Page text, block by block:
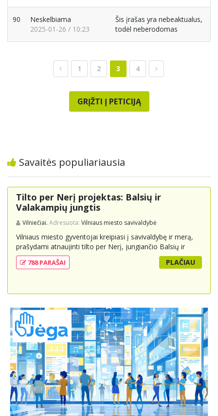
90
Neskelbiama
2025-01-26 / 10:23
Šis įrašas yra nebeaktualus,
todėl neberodomas
1 2 3 4
GRĮŽTI Į PETICIJĄ
Savaitės populiariausia
Tilto per Nerį projektas: Balsių ir
Valakampių jungtis
Vilniečiai. Adresuota: Vilniaus miesto savivaldybė
Vilniaus miesto gyventojai kreipiasi į savivaldybę ir merą,
prašydami atnaujinti tilto per Nerį, jungiančio Balsių ir
Valakampių kryptis, projektą ir įtraukti jį į miesto
strateginius susisiekimo planus. Šis tiltas ne tik padėtų
suteikdamas daugiau susisiekimo galimybių tiek
dviratininkams. Gyventojai ragina atlikti techninę,
ekonominę ir transporto analizę, organizuoti viešas
konsultacijas ir integruoti projektą į ilgalaikius miesto
planus, siekiant užtikrinti transporto sistemos patikimumą
ir prisitaikymą prie sparčiai augančio miesto poreikių.
788 PARAŠAI PLAČIAU